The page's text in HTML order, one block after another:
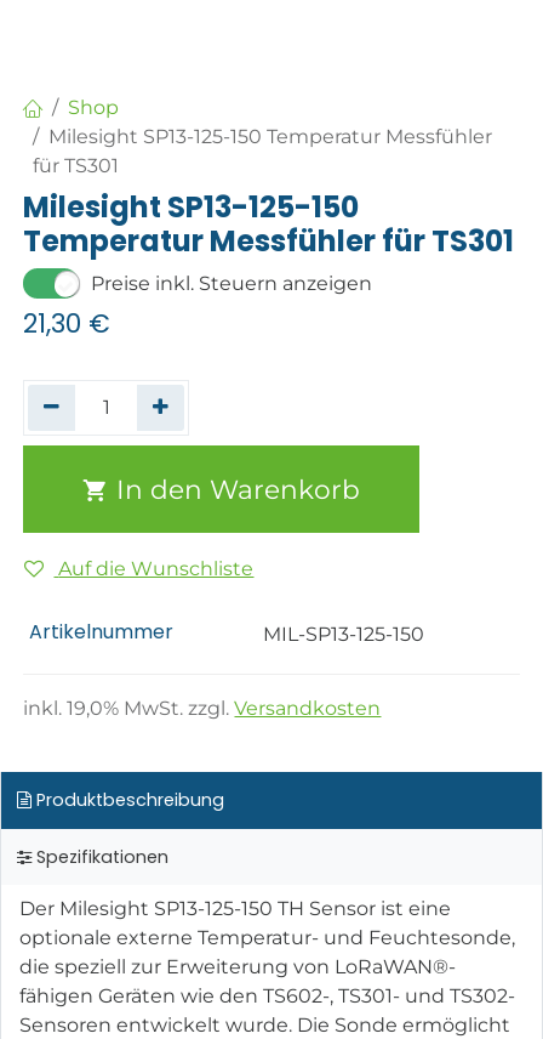
Shop
Milesight SP13-125-150 Temperatur Messfühler
für TS301
Milesight SP13-125-150
Temperatur Messfühler für TS301
Preise inkl. Steuern anzeigen
21,30 €
In den Warenkorb
Auf die Wunschliste
Artikelnummer MIL-SP13-125-150
inkl.19,0% MwSt. zzgl.Versandkosten
Produktbeschreibung
Spezifikationen
Der Milesight SP13-125-150 TH Sensor ist eine
optionale externe Temperatur- und Feuchtesonde,
die speziell zur Erweiterung von LoRaWAN®-
fähigen Geräten wie den TS602-, TS301- und TS302-
Sensoren entwickelt wurde. Die Sonde ermöglicht